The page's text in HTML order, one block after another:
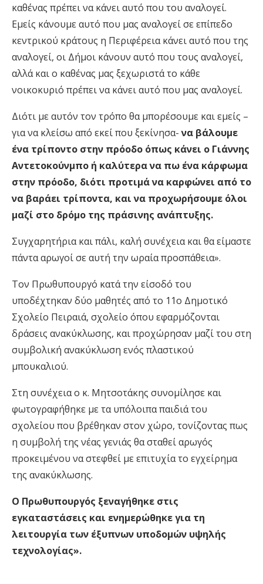
καθένας πρέπει να κάνει αυτό που του αναλογεί.
Εμείς κάνουμε αυτό που μας αναλογεί σε επίπεδο
κεντρικού κράτους η Περιφέρεια κάνει αυτό που της
αναλογεί, οι Δήμοι κάνουν αυτό που τους αναλογεί,
αλλά και ο καθένας μας ξεχωριστά το κάθε
νοικοκυριό πρέπει να κάνει αυτό που μας αναλογεί.
Διότι με αυτόν τον τρόπο θα μπορέσουμε και εμείς –
για να κλείσω από εκεί που ξεκίνησα-να βάλουμε
ένα τρίποντο στην πρόοδο όπως κάνει ο Γιάννης
Αντετοκούνμπο ή καλύτερα να πω ένα κάρφωμα
στην πρόοδο, διότι προτιμά να καρφώνει από το
να βαράει τρίποντα, και να προχωρήσουμε όλοι
μαζί στο δρόμο της πράσινης ανάπτυξης.
Συγχαρητήρια και πάλι, καλή συνέχεια και θα είμαστε
πάντα αρωγοί σε αυτή την ωραία προσπάθεια».
Τον Πρωθυπουργό κατά την είσοδό του
υποδέχτηκαν δύο μαθητές από το 11ο Δημοτικό
Σχολείο Πειραιά, σχολείο όπου εφαρμόζονται
δράσεις ανακύκλωσης, και προχώρησαν μαζί του στη
συμβολική ανακύκλωση ενός πλαστικού
μπουκαλιού.
Στη συνέχεια ο κ. Μητσοτάκης συνομίλησε και
φωτογραφήθηκε με τα υπόλοιπα παιδιά του
σχολείου που βρέθηκαν στον χώρο, τονίζοντας πως
η συμβολή της νέας γενιάς θα σταθεί αρωγός
προκειμένου να στεφθεί με επιτυχία το εγχείρημα
της ανακύκλωσης.
Ο Πρωθυπουργός ξεναγήθηκε στις
εγκαταστάσεις και ενημερώθηκε για τη
λειτουργία των έξυπνων υποδομών υψηλής
τεχνολογίας».